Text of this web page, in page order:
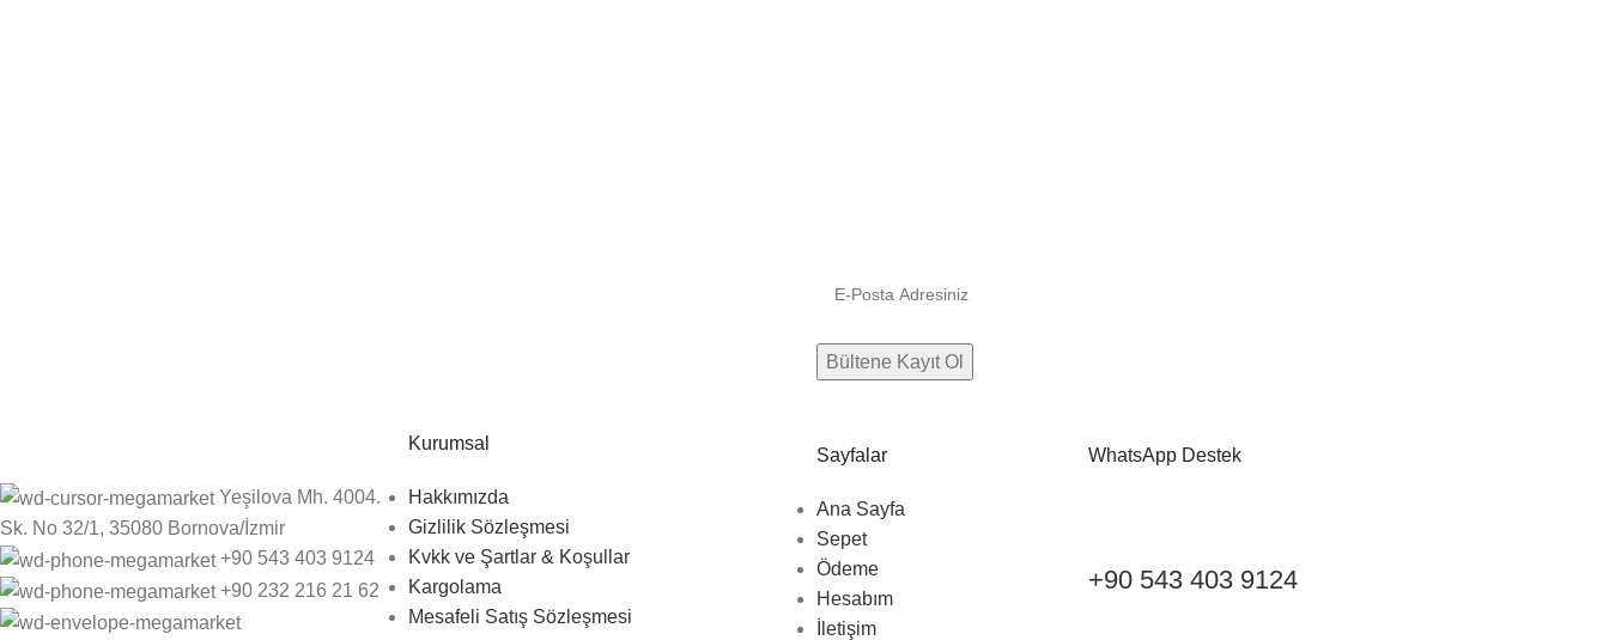
Yeşilova Mh. 4004.
Sk. No 32/1, 35080 Bornova/İzmir
+90 543 403 9124
‎+90 232 216 21 62
Kurumsal
Hakkımızda
Gizlilik Sözleşmesi
Kvkk ve Şartlar & Koşullar
Kargolama
Mesafeli Satış Sözleşmesi
Sayfalar
Ana Sayfa
Sepet
Ödeme
Hesabım
İletişim
WhatsApp Destek
+90 543 403 9124